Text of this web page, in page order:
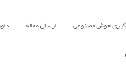
هوش مصنوعی ارسال مقاله